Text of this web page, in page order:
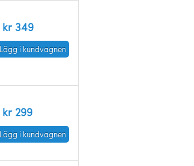
kr 349
Lägg i kundvagnen
kr 299
Lägg i kundvagnen